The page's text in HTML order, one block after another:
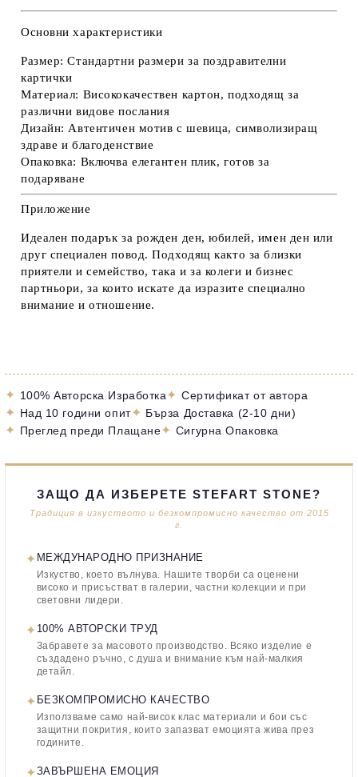
Основни характеристики
Размер: Стандартни размери за поздравителни
картички
Материал: Висококачествен картон, подходящ за
различни видове послания
Дизайн: Автентичен мотив с шевица, символизиращ
здраве и благоденствие
Опаковка: Включва елегантен плик, готов за
подаряване
Приложение
Идеален подарък за рожден ден, юбилей, имен ден или
друг специален повод. Подходящ както за близки
приятели и семейство, така и за колеги и бизнес
партньори, за които искате да изразите специално
внимание и отношение.
✦ 100% Авторска Изработка✦ Сертификат от автора
✦ Над 10 години опит✦ Бърза Доставка (2-10 дни)
✦ Преглед преди Плащане✦ Сигурна Опаковка
ЗАЩО ДА ИЗБЕРЕТЕ STEFART STONE?
Традиция в изкуството и безкомпромисно качество от 2015
г.
✦ МЕЖДУНАРОДНО ПРИЗНАНИЕ
Изкуство, което вълнува. Нашите творби са оценени
високо и присъстват в галерии, частни колекции и при
световни лидери.
✦ 100% АВТОРСКИ ТРУД
Забравете за масовото производство. Всяко изделие е
създадено ръчно, с душа и внимание към най-малкия
детайл.
✦ БЕЗКОМПРОМИСНО КАЧЕСТВО
Използваме само най-висок клас материали и бои със
защитни покрития, които запазват емоцията жива през
годините.
✦ЗАВЪРШЕНА ЕМОЦИЯ